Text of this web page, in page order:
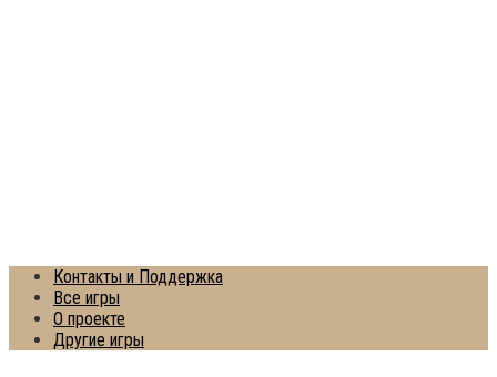
Контакты и Поддержка
Все игры
О проекте
Другие игры